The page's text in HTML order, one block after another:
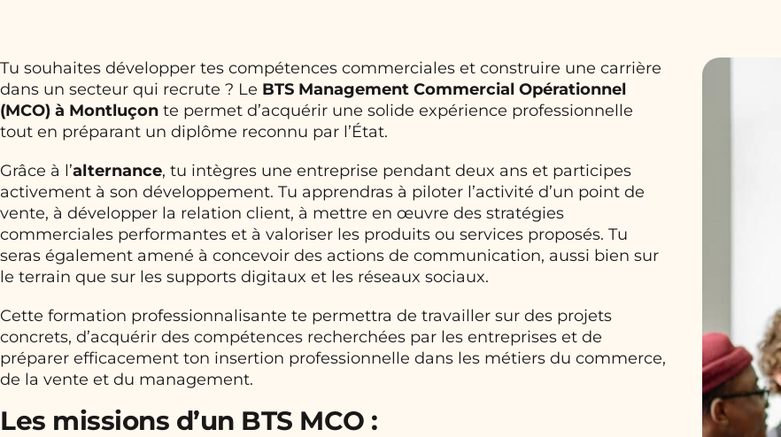
Tu souhaites développer tes compétences commerciales et construire une carrière
dans un secteur qui recrute ? Le BTS Management Commercial Opérationnel
(MCO) à Montluçon te permet d’acquérir une solide expérience professionnelle
tout en préparant un diplôme reconnu par l’État.
Grâce à l’alternance, tu intègres une entreprise pendant deux ans et participes
activement à son développement. Tu apprendras à piloter l’activité d’un point de
vente, à développer la relation client, à mettre en œuvre des stratégies
commerciales performantes et à valoriser les produits ou services proposés. Tu
seras également amené à concevoir des actions de communication, aussi bien sur
le terrain que sur les supports digitaux et les réseaux sociaux.
Cette formation professionnalisante te permettra de travailler sur des projets
concrets, d’acquérir des compétences recherchées par les entreprises et de
préparer efficacement ton insertion professionnelle dans les métiers du commerce,
de la vente et du management.
Les missions d’un BTS MCO :